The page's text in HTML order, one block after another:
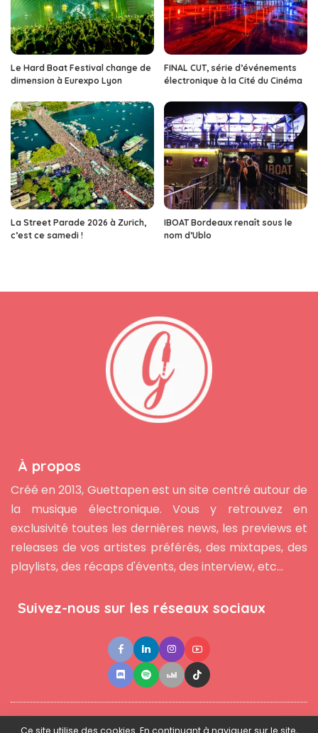
Le Hard Boat Festival change de
dimension à Eurexpo Lyon
FINAL CUT, série d’événements
électronique à la Cité du Cinéma
La Street Parade 2026 à Zurich,
c’est ce samedi !
IBOAT Bordeaux renaît sous le
nom d’Ublo
À propos
Créé en 2013, Guettapen est un site centré autour de
la musique électronique. Vous y retrouvez en
exclusivité toutes les dernières news, les previews et
releases de vos artistes préférés, des mixtapes, des
playlists, des récaps d'évents, des interview, etc...
Suivez-nous sur les réseaux sociaux
Contact ●Newsletter ● L'équipe ● Mentions légales
Ce site utilise des cookies. En continuant à naviguer sur le site,